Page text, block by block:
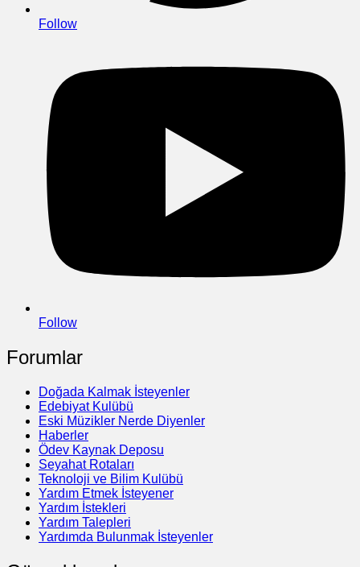
Follow
Follow
Forumlar
Doğada Kalmak İsteyenler
Edebiyat Kulübü
Eski Müzikler Nerde Diyenler
Haberler
Ödev Kaynak Deposu
Seyahat Rotaları
Teknoloji ve Bilim Kulübü
Yardım Etmek İsteyener
Yardım İstekleri
Yardım Talepleri
Yardımda Bulunmak İsteyenler